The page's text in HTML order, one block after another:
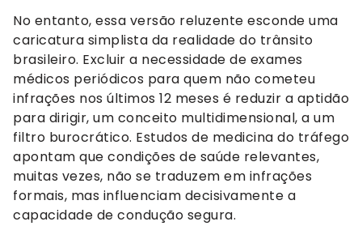
No entanto, essa versão reluzente esconde uma
caricatura simplista da realidade do trânsito
brasileiro. Excluir a necessidade de exames
médicos periódicos para quem não cometeu
infrações nos últimos 12 meses é reduzir a aptidão
para dirigir, um conceito multidimensional, a um
filtro burocrático. Estudos de medicina do tráfego
apontam que condições de saúde relevantes,
muitas vezes, não se traduzem em infrações
formais, mas influenciam decisivamente a
capacidade de condução segura.